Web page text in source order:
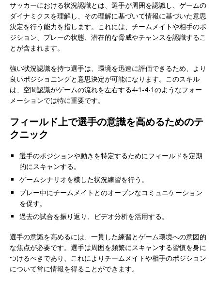
サッカーにおける状況認識とは、選手が周囲を認識し、ゲームの
ダイナミクスを理解し、その理解に基づいて情報に基づいた意思
決定を行う能力を指します。これには、チームメイトや相手のポ
ジション、プレーの状態、潜在的な脅威やチャンスを認識するこ
とが含まれます。
強い状況認識を持つ選手は、環境を迅速に評価できるため、より
良いポジショニングと意思決定が可能になります。このスキル
は、空間認識がゲームの流れを左右する4-1-4-1のようなフォー
メーションでは特に重要です。
フィールド上で選手の意識を高めるためのテ
クニック
選手のポジションや動きを特定するためにフィールドを定期
的にスキャンする。
ゲームシナリオを模した状況練習を行う。
プレー中にチームメイトとのオープンなコミュニケーション
を促す。
過去の試合を振り返り、ビデオ分析を活用する。
選手の意識を高めるには、一貫した練習とゲーム環境への意図的
な焦点が必要です。選手は周囲を頻繁にスキャンする習慣を身に
つけるべきであり、これによりチームメイトや相手のポジション
について常に情報を得ることができます。